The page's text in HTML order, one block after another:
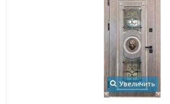
Увеличить